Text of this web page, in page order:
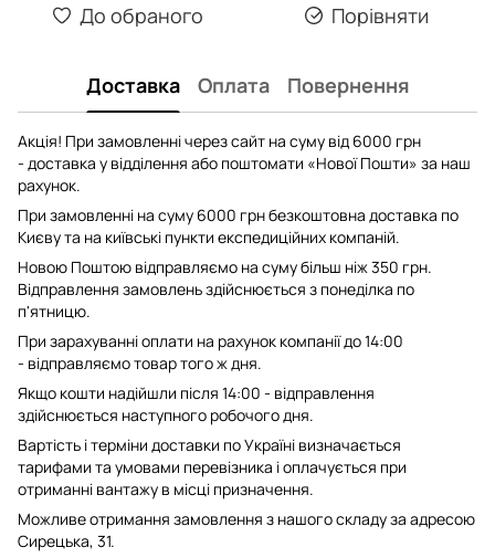
До обраного Порівняти
Доставка Оплата Повернення
Акція! При замовленні через сайт на суму від 6000 грн
- доставка у відділення або поштомати «Нової Пошти» за наш
рахунок.
При замовленні на суму 6000 грн безкоштовна доставка по
Києву та на київські пункти експедиційних компаній.
Новою Поштою відправляємо на суму більш ніж 350 грн.
Відправлення замовлень здійснюється з понеділка по
п'ятницю.
При зарахуванні оплати на рахунок компанії до 14:00
- відправляємо товар того ж дня.
Якщо кошти надійшли після 14:00 - відправлення
здійснюється наступного робочого дня.
Вартість і терміни доставки по Україні визначається
тарифами та умовами перевізника і оплачується при
отриманні вантажу в місці призначення.
Можливе отримання замовлення з нашого складу за адресою
Сирецька, 31.